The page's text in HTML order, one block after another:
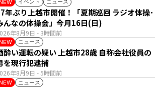
NEW イベント ニュース
年8月9日 - 3時間前
年ぶり上越市開催！「夏期巡回 ラジオ体操･
んなの体操会」今月16日(日)
NEW ニュース
年8月9日 - 5時間前
酔い運転の疑い 上越市28歳 自称会社役員の
を現行犯逮捕
NEW ニュース